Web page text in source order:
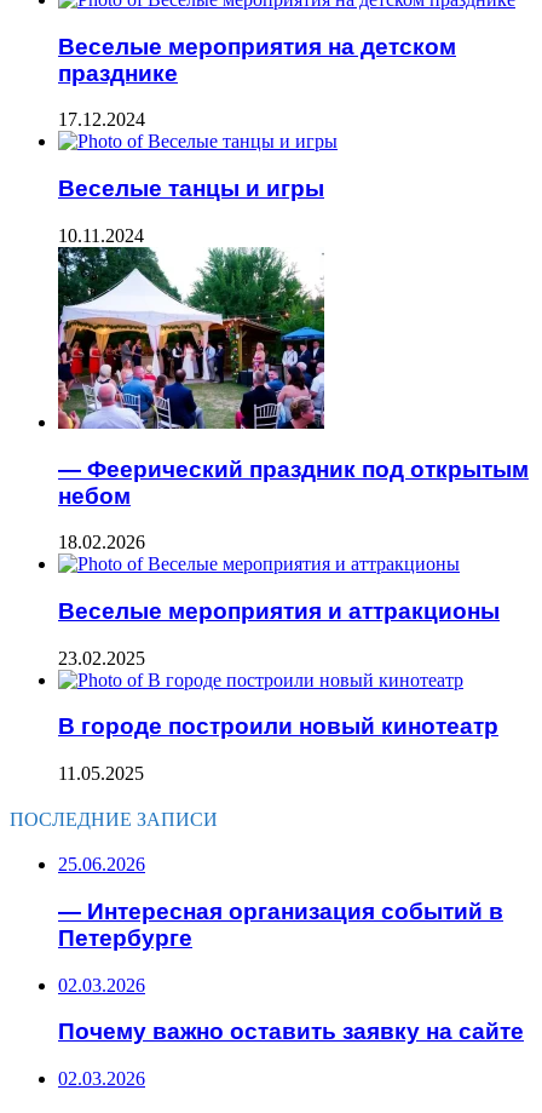
Веселые мероприятия на детском
празднике
17.12.2024
Веселые танцы и игры
10.11.2024
— Феерический праздник под открытым
небом
18.02.2026
Веселые мероприятия и аттракционы
23.02.2025
В городе построили новый кинотеатр
11.05.2025
ПОСЛЕДНИЕ ЗАПИСИ
25.06.2026
— Интересная организация событий в
Петербурге
02.03.2026
Почему важно оставить заявку на сайте
02.03.2026